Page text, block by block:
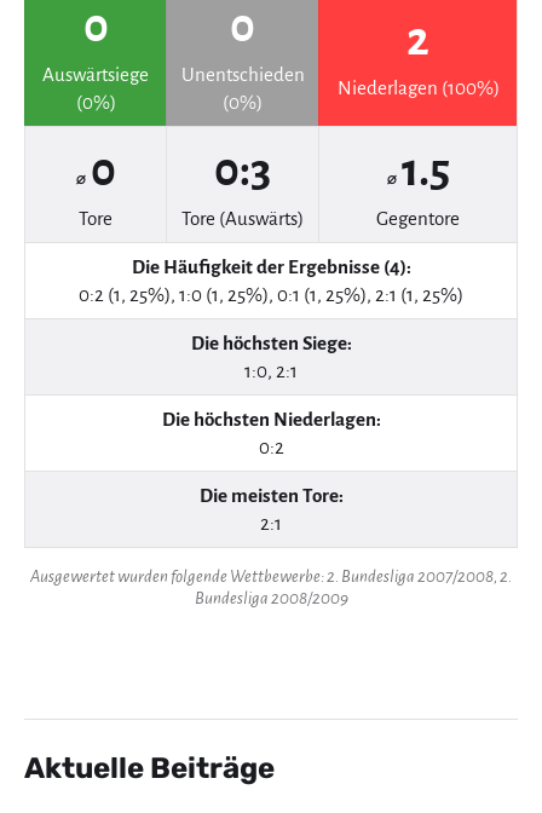
0
Auswärtsiege
(0%)
0
Unentschieden
(0%)
2
Niederlagen (100%)
⌀ 0
Tore
0:3
Tore (Auswärts)
⌀ 1.5
Gegentore
Die Häufigkeit der Ergebnisse (4):
0:2 (1, 25%), 1:0 (1, 25%), 0:1 (1, 25%), 2:1 (1, 25%)
Die höchsten Siege:
1:0, 2:1
Die höchsten Niederlagen:
0:2
Die meisten Tore:
2:1
Ausgewertet wurden folgende Wettbewerbe: 2. Bundesliga 2007/2008, 2.
Bundesliga 2008/2009
Aktuelle Beiträge